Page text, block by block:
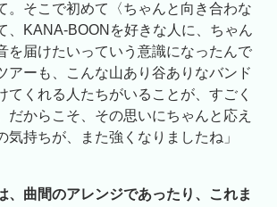
。そこで初めて〈ちゃんと向き合わな
、KANA-BOONを好きな人に、ちゃん
を届けたいっていう意識になったんで
アーも、こんな山あり谷ありなバンド
てくれる人たちがいることが、すごく
だからこそ、その思いにちゃんと応え
気持ちが、また強くなりましたね」
、曲間のアレンジであったり、これま